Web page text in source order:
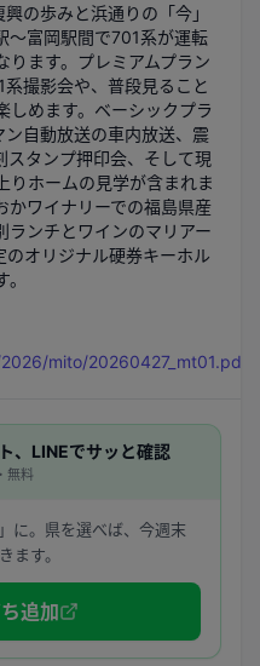
の歩みと浜通りの「今」
～富岡駅間で701系が運転
ります。プレミアムプラン
撮影会や、普段見ること
しめます。ベーシックプラ
自動放送の車内放送、震
スタンプ押印会、そして現
りホームの見学が含まれま
かワイナリーでの福島県産
ランチとワインのマリアー
のオリジナル硬券キーホル
mito/20260427_mt01.pdf
、LINEでサッと確認
無料
に。県を選べば、今週末
ます。
追加